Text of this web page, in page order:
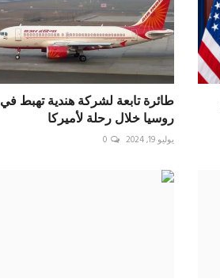
طائرة تابعة لشركة هندية تهبط في
روسيا خلال رحلة لأميركا
يوليو 19, 2024 0